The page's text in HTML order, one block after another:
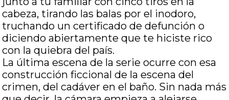
cabeza, tirando las balas por el inodoro,
truchando un certificado de defunción o
diciendo abiertamente que te hiciste rico
con la quiebra del país.
La última escena de la serie ocurre con esa
construcción ficcional de la escena del
crimen, del cadáver en el baño. Sin nada más